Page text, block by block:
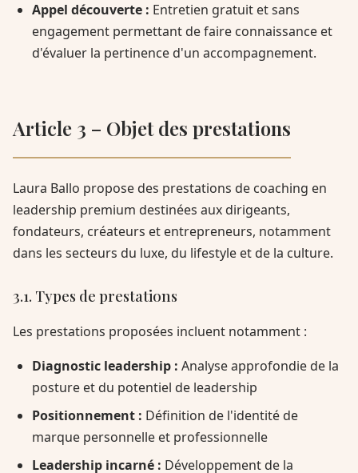
Appel découverte : Entretien gratuit et sans
engagement permettant de faire connaissance et
d'évaluer la pertinence d'un accompagnement.
Article 3 – Objet des prestations
Laura Ballo propose des prestations de coaching en
leadership premium destinées aux dirigeants,
fondateurs, créateurs et entrepreneurs, notamment
dans les secteurs du luxe, du lifestyle et de la culture.
3.1. Types de prestations
Les prestations proposées incluent notamment :
Diagnostic leadership : Analyse approfondie de la
posture et du potentiel de leadership
Positionnement : Définition de l'identité de
marque personnelle et professionnelle
Leadership incarné : Développement de la